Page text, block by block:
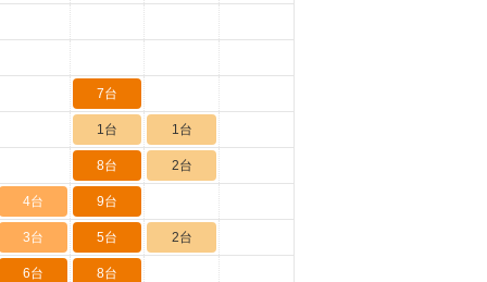
7台
1台 1台
8台 2台
4台 9台
3台 5台 2台
6台 8台